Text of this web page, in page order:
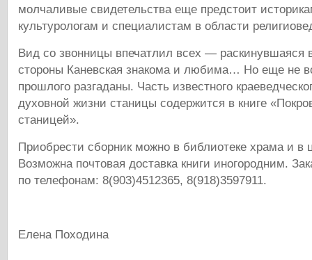
молчаливые свидетельства еще предстоит
культурологам и специалистам в области
Вид со звонницы впечатлил всех — раскинувшаяся
стороны Каневская знакома и любима… Но еще не
прошлого разгаданы. Часть известного
духовной жизни станицы содержится в книге
станицей».
Приобрести сборник можно в библиотеке храма и в
Возможна почтовая доставка книги иногородним.
по телефонам: 8(903)4512365, 8(918)3597911.
Елена Походина